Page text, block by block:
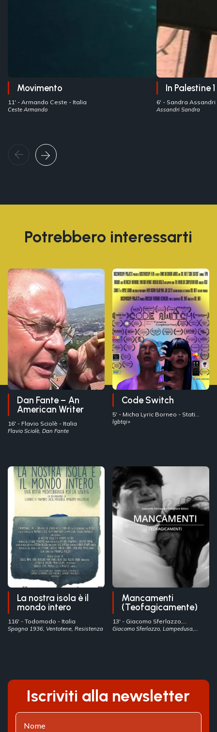
Movimento
11' - Armando Ceste - Italia
Ceste Armando
In Palestine 1
6' - Sandra Assandri
Assandri Sandra
Potrebbero interessarti
Dan Fante – An
American Writer
16' - Flavio Sciolè - Italia
Flavio Sciolè, Dan Fante
Code Switch
5' - Micha Lyric Borneo
Uniti
lgbtqi+
La nostra isola è il
mondo intero
116' -Todomodo - Italia
Spagna 1936, Ventotene, Resistenza
Mancamenti
(Teofagicamente)
13' - Giacomo Sferlazzo,
Salvatore Billeci
- Italia
Giacomo Sferlazzo, Lampedusa,
Iscriviti alla newsletter